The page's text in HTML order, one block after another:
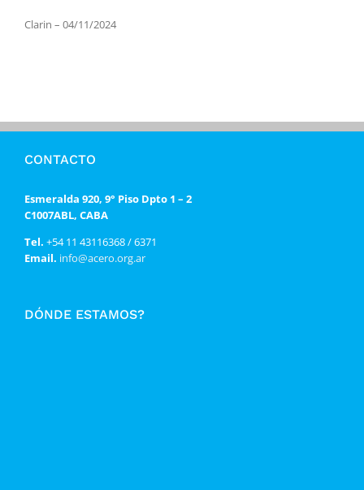
Clarin – 04/11/2024
CONTACTO
Esmeralda 920, 9° Piso Dpto 1 – 2
C1007ABL, CABA
Tel. +54 11 43116368 / 6371
Email. info@acero.org.ar
DÓNDE ESTAMOS?